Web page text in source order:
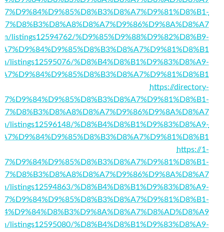
listings12594762/%D9%85%D9%88%D9%82%D8%B9-
listings12595076/%D8%B4%D8%B1%D9%83%D8%A9-
https://directory-
listings12596148/%D8%B4%D8%B1%D9%83%D8%A9-
https://1-
listings12594863/%D8%B4%D8%B1%D9%83%D8%A9-
listings12595080/%D8%B4%D8%B1%D9%83%D8%A9-